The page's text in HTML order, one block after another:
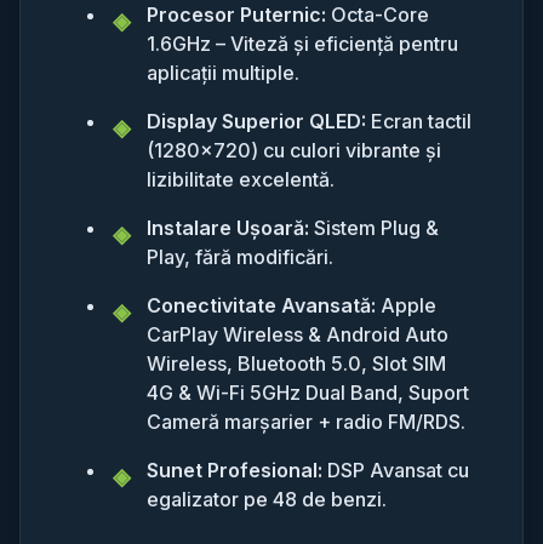
Procesor Puternic: Octa-Core
1.6GHz – Viteză și eficiență pentru
aplicații multiple.
Display Superior QLED: Ecran tactil
(1280x720) cu culori vibrante și
lizibilitate excelentă.
Instalare Ușoară: Sistem Plug &
Play, fără modificări.
Conectivitate Avansată: Apple
CarPlay Wireless & Android Auto
Wireless, Bluetooth 5.0, Slot SIM
4G & Wi-Fi 5GHz Dual Band, Suport
Cameră marșarier + radio FM/RDS.
Sunet Profesional: DSP Avansat cu
egalizator pe 48 de benzi.